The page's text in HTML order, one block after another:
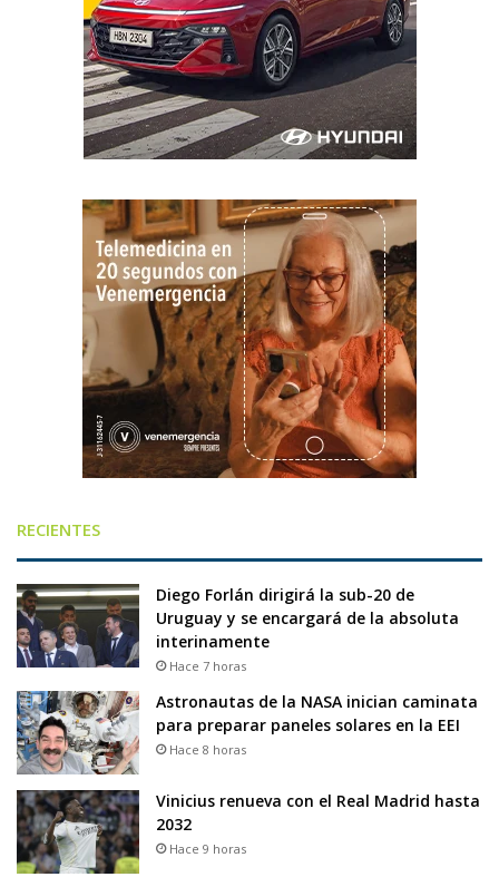
RECIENTES
Diego Forlán dirigirá la sub-20 de
Uruguay y se encargará de la absoluta
interinamente
Hace 7 horas
Astronautas de la NASA inician caminata
para preparar paneles solares en la EEI
Hace 8 horas
Vinicius renueva con el Real Madrid hasta
2032
Hace 9 horas